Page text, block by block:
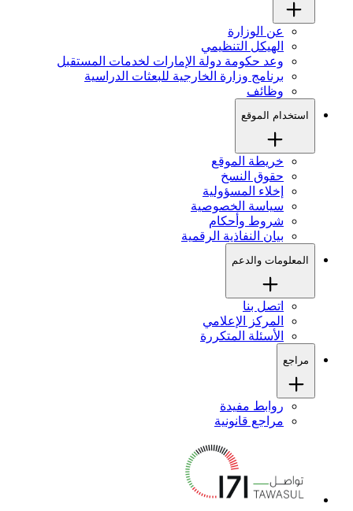
عن الوزارة
الهيكل التنظيمي
وعد حكومة دولة الإمارات لخدمات المستقبل
برنامج وزارة الخارجية للبعثات الدراسية
وظائف
استخدام الموقع
خريطة الموقع
حقوق النسخ
إخلاء المسؤولية
سياسة الخصوصية
شروط وأحكام
بيان النفاذية الرقمية
المعلومات والدعم
اتصل بنا
المركز الإعلامي
الأسئلة المتكررة
مراجع
روابط مفيدة
مراجع قانونية